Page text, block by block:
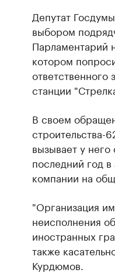
Депутат
выбором
Парламентарий
котором
станции
В своем
вызывает у него
последний год
компании на
"Организация
неисполнения
иностранных
также
Курдюмов.